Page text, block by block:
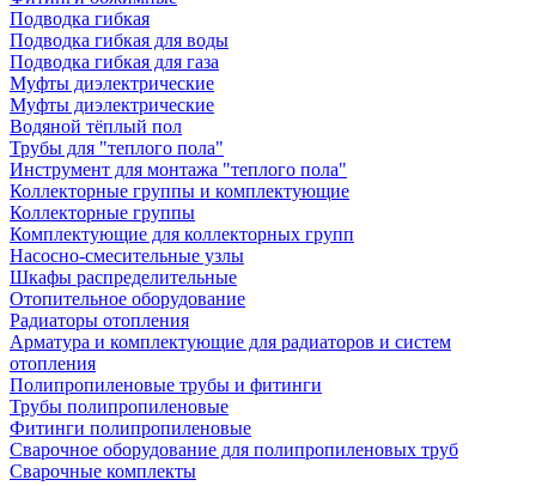
Подводка гибкая
Подводка гибкая для воды
Подводка гибкая для газа
Муфты диэлектрические
Муфты диэлектрические
Водяной тёплый пол
Трубы для "теплого пола"
Инструмент для монтажа "теплого пола"
Коллекторные группы и комплектующие
Коллекторные группы
Комплектующие для коллекторных групп
Насосно-смесительные узлы
Шкафы распределительные
Отопительное оборудование
Радиаторы отопления
Арматура и комплектующие для радиаторов и систем
отопления
Полипропиленовые трубы и фитинги
Трубы полипропиленовые
Фитинги полипропиленовые
Сварочное оборудование для полипропиленовых труб
Сварочные комплекты